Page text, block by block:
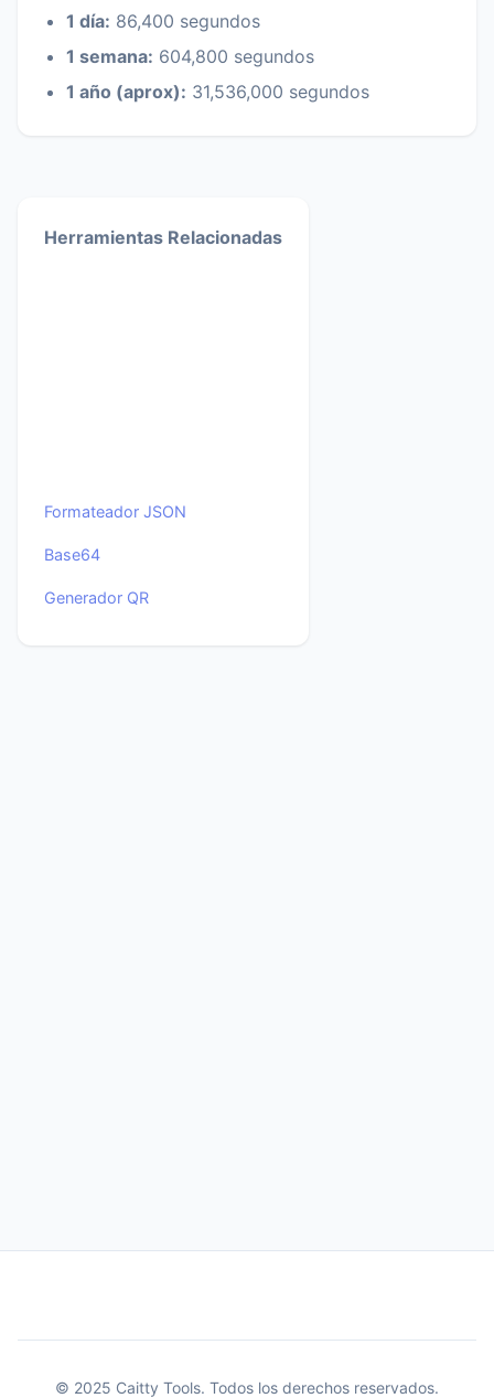
1 día: 86,400 segundos
1 semana: 604,800 segundos
1 año (aprox): 31,536,000 segundos
Herramientas Relacionadas
Formateador JSON
Base64
Generador QR
© 2025 Caitty Tools. Todos los derechos reservados.